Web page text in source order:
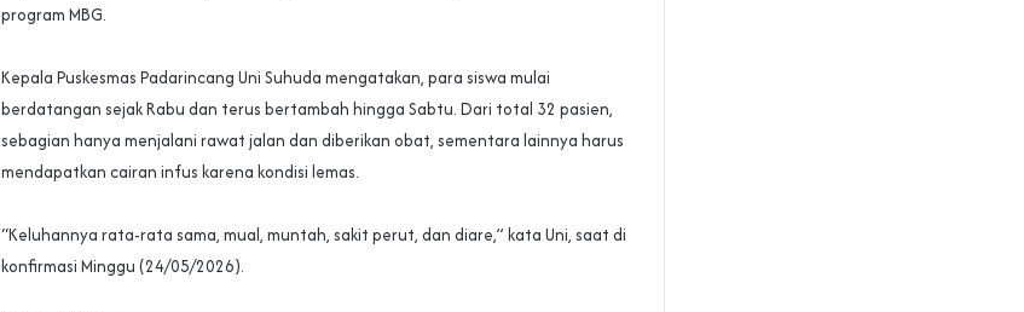
program MBG.
‎Kepala Puskesmas Padarincang Uni Suhuda mengatakan, para siswa mulai
berdatangan sejak Rabu dan terus bertambah hingga Sabtu. Dari total 32 pasien,
sebagian hanya menjalani rawat jalan dan diberikan obat, sementara lainnya harus
mendapatkan cairan infus karena kondisi lemas.
‎“Keluhannya rata-rata sama, mual, muntah, sakit perut, dan diare,” kata Uni, saat di
konfirmasi Minggu (24/05/2026).